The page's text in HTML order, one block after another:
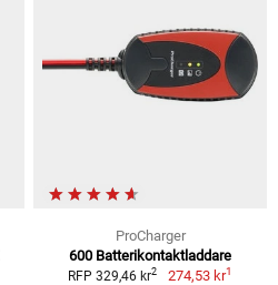
ProCharger
600 Batterikontaktladdare
RFP 329,46 kr2 274,53 kr1